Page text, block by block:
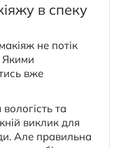
в спеку
не потік
Якими
вже
та
виклик для
Але правильна